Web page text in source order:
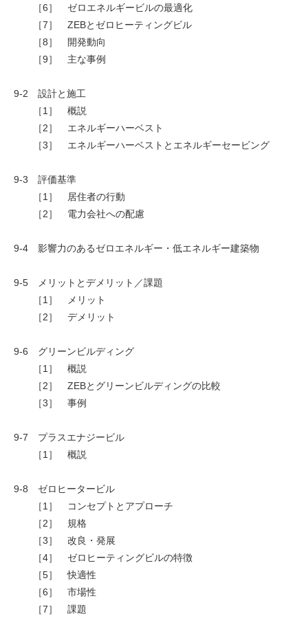
［6］ ゼロエネルギービルの最適化
［7］ ZEBとゼロヒーティングビル
［8］ 開発動向
［9］ 主な事例
9-2 設計と施工
［1］ 概説
［2］ エネルギーハーベスト
［3］ エネルギーハーベストとエネルギーセービング
9-3 評価基準
［1］ 居住者の行動
［2］ 電力会社への配慮
9-4 影響力のあるゼロエネルギー・低エネルギー建築物
9-5 メリットとデメリット／課題
［1］ メリット
［2］ デメリット
9-6 グリーンビルディング
［1］ 概説
［2］ ZEBとグリーンビルディングの比較
［3］ 事例
9-7 プラスエナジービル
［1］ 概説
9-8 ゼロヒータービル
［1］ コンセプトとアプローチ
［2］ 規格
［3］ 改良・発展
［4］ ゼロヒーティングビルの特徴
［5］ 快適性
［6］ 市場性
［7］ 課題